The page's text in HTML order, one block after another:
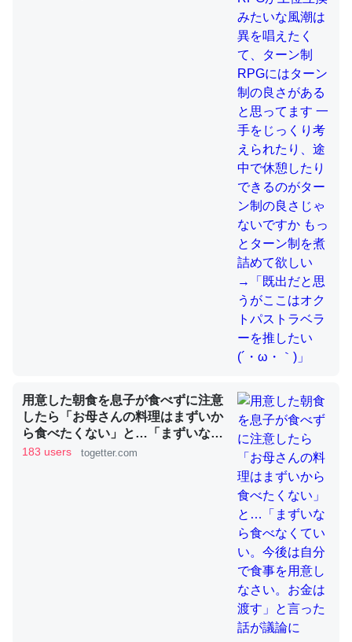
これを元に考えるとカルシウムを大量に使う脊椎動物と貝
類は苦労してるんだな…。腹足類だと殻を無くしてナメク
─ニュース :: 【研究発表】昆虫学の大問題＝「昆虫はなぜ海にいな
ウチもEchoを実家に置いて４年。でたまに覗いてる。ぼ
ちぼちRingも置こうかと画策中。あと、Googleマップで
位置情報を共有してる。電池残量や充電中かが分かるので
─たまにLINEするくらいだった遠方の父67歳と僕。ITツール導入で
コミュニケーションが劇的に変化した｜tayorini by LIFULL介護
ちょうど同じ理由でEcho Show 8を設定中でした。Prime
とかSpotifyを支払う孝行もできる。一生で親と会える残
り時間を日数にすると1週間とかの人が多いそうだけど、
それを実質100倍以上に伸ばす効果があるはず……
─たまにLINEするくらいだった遠方の父67歳と僕。ITツール導入で
コミュニケーションが劇的に変化した｜tayorini by LIFULL介護
用意した朝食を息子が食べずに注意
したら「お母さんの料理はまずいか
ら食べたくない」と…「まずいなら
食べなくていい。今後は自分で食事
183 users togetter.com